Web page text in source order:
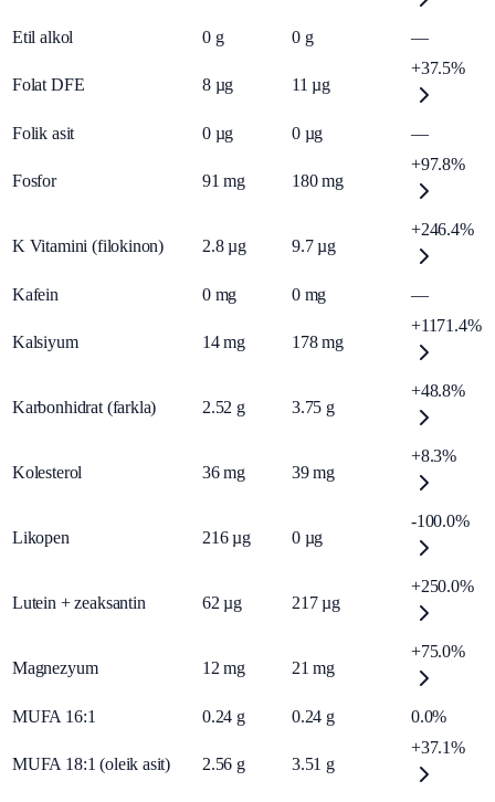
Etil alkol 0 g 0 g —
Folat DFE 8 µg 11 µg
+37.5%
Folik asit 0 µg 0 µg —
Fosfor 91 mg 180 mg
+97.8%
K Vitamini (filokinon) 2.8 µg 9.7 µg
+246.4%
Kafein 0 mg 0 mg —
Kalsiyum 14 mg 178 mg
+1171.4%
Karbonhidrat (farkla) 2.52 g 3.75 g
+48.8%
Kolesterol 36 mg 39 mg
+8.3%
Likopen 216 µg 0 µg
-100.0%
Lutein + zeaksantin 62 µg 217 µg
+250.0%
Magnezyum 12 mg 21 mg
+75.0%
MUFA 16:1 0.24 g 0.24 g 0.0%
MUFA 18:1 (oleik asit) 2.56 g 3.51 g
+37.1%